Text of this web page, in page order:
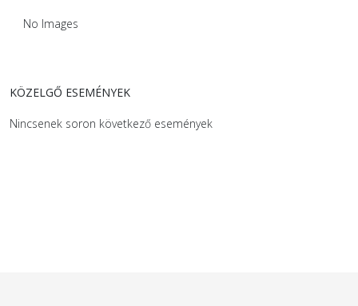
No Images
KÖZELGŐ ESEMÉNYEK
Nincsenek soron következő események